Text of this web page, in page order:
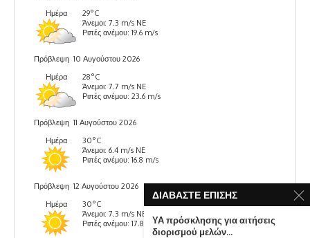
Ημέρα
29°C
Άνεμοι: 7.3 m/s NE
Ριπές ανέμου: 19.6 m/s
Πρόβλεψη 10 Αυγούστου 2026
Ημέρα
28°C
Άνεμοι: 7.7 m/s NE
Ριπές ανέμου: 23.6 m/s
Πρόβλεψη 11 Αυγούστου 2026
Ημέρα
30°C
Άνεμοι: 6.4 m/s NE
Ριπές ανέμου: 16.8 m/s
Πρόβλεψη 12 Αυγούστου 2026
Ημέρα
30°C
Άνεμοι: 7.3 m/s NE
Ριπές ανέμου: 17.8 m/s
ΔΙΑΒΆΣΤΕ ΕΠΊΣΗΣ
ΥΑ πρόσκλησης για αιτήσεις
διορισμού μελών...